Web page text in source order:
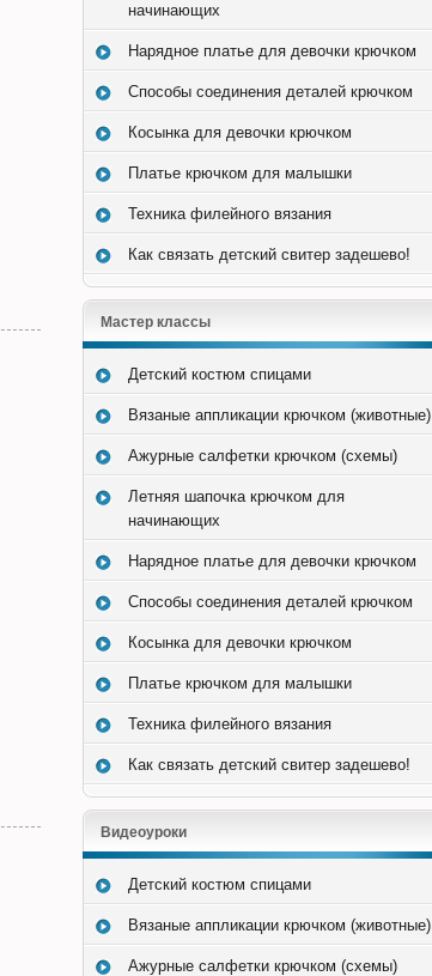
начинающих
Нарядное платье для девочки крючком
Способы соединения деталей крючком
Косынка для девочки крючком
Платье крючком для малышки
Техника филейного вязания
Как связать детский свитер задешево!
Мастер классы
Детский костюм спицами
Вязаные аппликации крючком (животные)
Ажурные салфетки крючком (схемы)
Летняя шапочка крючком для
начинающих
Нарядное платье для девочки крючком
Способы соединения деталей крючком
Косынка для девочки крючком
Платье крючком для малышки
Техника филейного вязания
Как связать детский свитер задешево!
Видеоуроки
Детский костюм спицами
Вязаные аппликации крючком (животные)
Ажурные салфетки крючком (схемы)